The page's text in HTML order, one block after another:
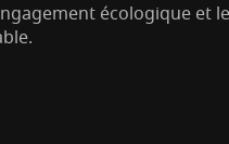
écologique et